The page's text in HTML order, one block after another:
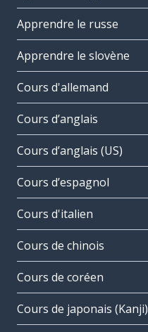
Apprendre le russe
Apprendre le slovène
Cours d'allemand
Cours d’anglais
Cours d’anglais (US)
Cours d’espagnol
Cours d'italien
Cours de chinois
Cours de coréen
Cours de japonais (Kanji)